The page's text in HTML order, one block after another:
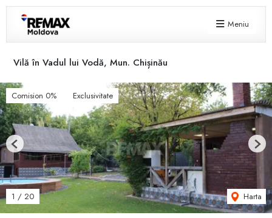
Meniu
Vilă în Vadul lui Vodă, Mun. Chișinău
Comision 0% Exclusivitate
1 / 20 Harta
Previous Next